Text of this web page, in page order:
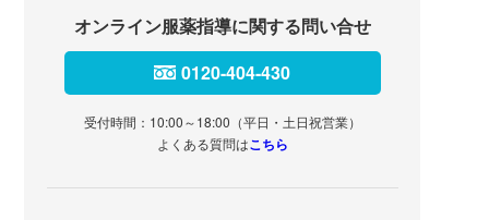
オンライン服薬指導に関する問い合せ
0120-404-430
受付時間：10:00～18:00（平日・土日祝営業）
よくある質問はこちら